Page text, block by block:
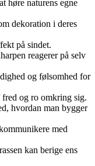
høre naturens egne
dekoration i deres
på sindet.
reagerer på selv
og følsomhed for
og ro omkring sig.
hvordan man bygger
med
kan berige ens